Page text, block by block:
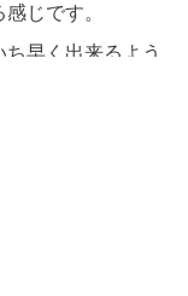
じです。
早く出来るよう